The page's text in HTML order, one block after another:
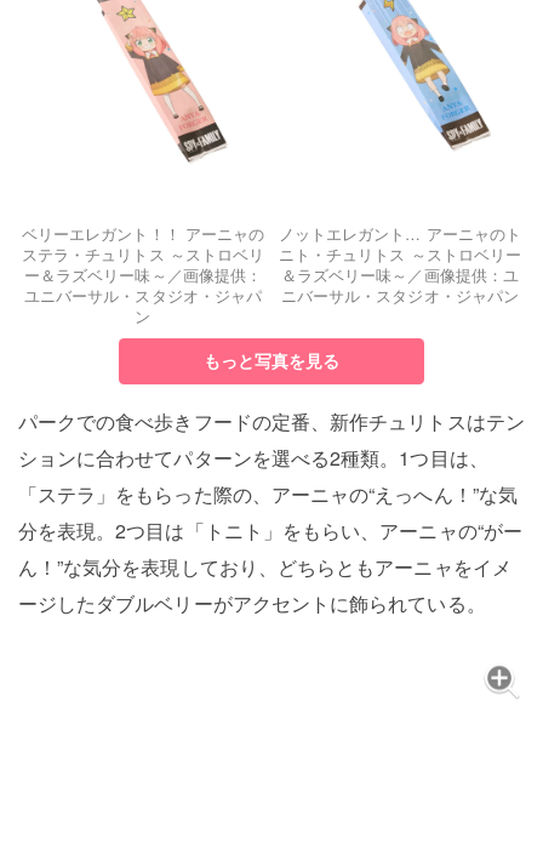
ベリーエレガント！！ アーニャの
ステラ・チュリトス ～ストロベリ
ー＆ラズベリー味～／画像提供：
ユニバーサル・スタジオ・ジャパ
ン
ノットエレガント… アーニャのト
ニト・チュリトス ～ストロベリー
＆ラズベリー味～／画像提供：ユ
ニバーサル・スタジオ・ジャパン
もっと写真を見る
パークでの食べ歩きフードの定番、新作チュリトスはテン
ションに合わせてパターンを選べる2種類。1つ目は、
「ステラ」をもらった際の、アーニャの“えっへん！”な気
分を表現。2つ目は「トニト」をもらい、アーニャの“がー
ん！”な気分を表現しており、どちらともアーニャをイメ
ージしたダブルベリーがアクセントに飾られている。